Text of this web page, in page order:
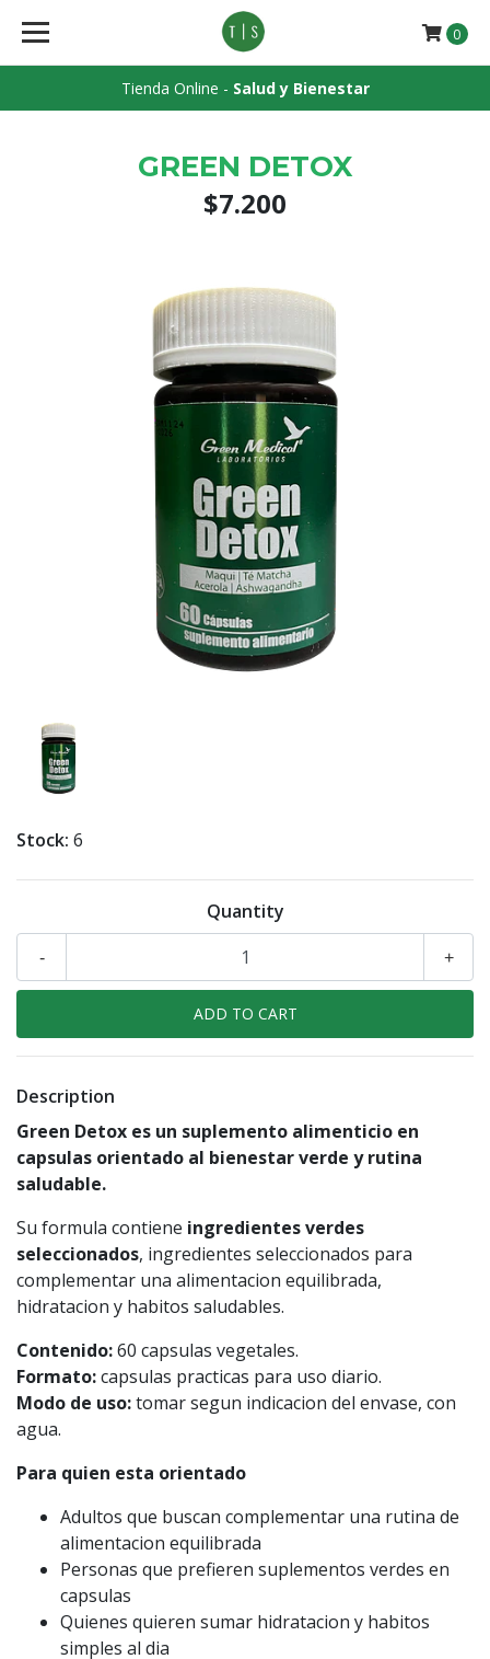
Tienda Online - Salud y Bienestar
0
GREEN DETOX
$7.200
Stock: 6
Quantity
+
-
Description
Green Detox es un suplemento alimenticio en
capsulas orientado al bienestar verde y rutina
saludable.
Su formula contiene ingredientes verdes
seleccionados, ingredientes seleccionados para
complementar una alimentacion equilibrada,
hidratacion y habitos saludables.
Contenido:60 capsulas vegetales.
Formato:capsulas practicas para uso diario.
Modo de uso:tomar segun indicacion del envase, con
agua.
Para quien esta orientado
Adultos que buscan complementar una rutina de
alimentacion equilibrada
Personas que prefieren suplementos verdes en
capsulas
Quienes quieren sumar hidratacion y habitos
simples al dia